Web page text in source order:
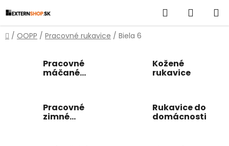
na
obsah
Hľadať
KOŠÍK
Domov
/ OOPP / Pracovné rukavice / Biela 6
Pracovné
máčané
Kožené
rukavice
Pracovné
zimné
Rukavice do
domácnosti